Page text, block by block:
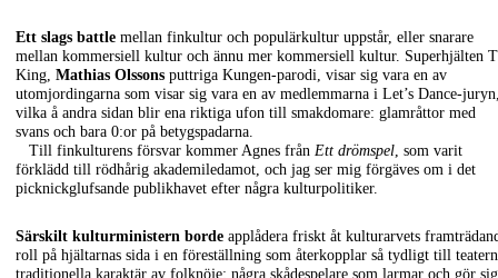
Ett slags battle mellan finkultur och populärkultur uppstår, eller snarare
mellan kommersiell kultur och ännu mer kommersiell kultur. Superhjälten
King, Mathias Olssons puttriga Kungen-parodi, visar sig vara en av
utomjordingarna som visar sig vara en av medlemmarna i Let’s Dance-
vilka å andra sidan blir ena riktiga ufon till smakdomare: glamråttor med
svans och bara 0:or på betygspadarna.
Till finkulturens försvar kommer Agnes från Ett drömspel, som varit
förklädd till rödhårig akademiledamot, och jag ser mig förgäves om i det
picknickglufsande publikhavet efter några kulturpolitiker.
Särskilt kulturministern borde applådera friskt åt kulturarvets
roll på hjältarnas sida i en föreställning som återkopplar så tydligt till
traditionella karaktär av folknöje: några skådespelare som larmar och gör sig